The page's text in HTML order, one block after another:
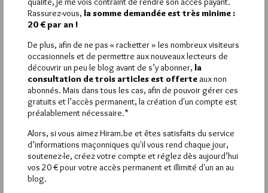
commentaires, vous devez :
VOUS INSCRIRE
Déjà inscrit(e) ?Connectez-vous
Hier mercredi 5 août 2026, Hiram.be a reçu1 824
visiteset3 322 pagesont été lues (Source :
Pirsch.io)
Rassurez-vous, la somme demandée est très minime :
20 € par an !
De plus, afin de ne pas « racketter » les nombreux visiteurs
occasionnels et de permettre aux nouveaux lecteurs de
découvrir un peu le blog avant de s’y abonner, la
consultation de trois articles est offerte aux non
abonnés. Mais dans tous les cas, afin de pouvoir gérer ces
gratuits et l’accès permanent, la création d'un compte est
préalablement nécessaire.*
Alors, si vous aimez Hiram.be et êtes satisfaits du service
d’informations maçonniques qu'il vous rend chaque jour,
soutenez-le, créez votre compte et réglez dès aujourd’hui
vos 20 € pour votre accès permanent et illimité d'un an au
blog.